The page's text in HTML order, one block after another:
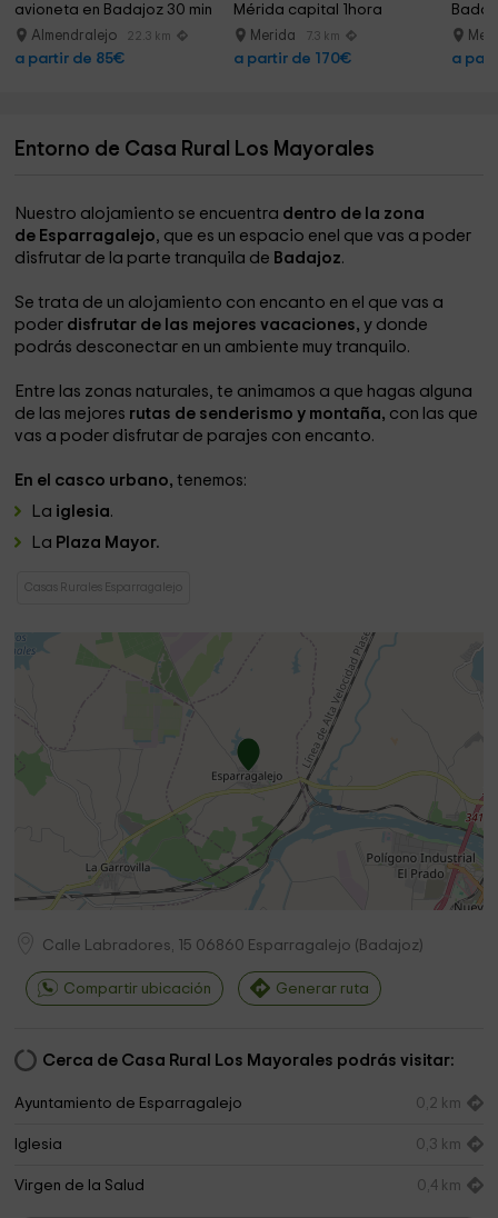
avioneta en Badajoz 30 min
Almendralejo 22.3 km
a partir de 85€
Mérida capital 1hora
Merida 7.3 km
a partir de 170€ a
Entorno de Casa Rural Los Mayorales
Nuestro alojamiento se encuentra dentro de la zona
de Esparragalejo, que es un espacio enel que vas a poder
disfrutar de la parte tranquila de Badajoz.
Se trata de un alojamiento con encanto en el que vas a
poder disfrutar de las mejores vacaciones, y donde
podrás desconectar en un ambiente muy tranquilo.
Entre las zonas naturales, te animamos a que hagas alguna
de las mejores rutas de senderismo y montaña, con las que
vas a poder disfrutar de parajes con encanto.
En el casco urbano,tenemos:
La iglesia.
La Plaza Mayor.
Casas Rurales Esparragalejo
Calle Labradores, 15 06860 Esparragalejo ( Badajoz)
Compartir ubicación Generar ruta
Cerca de Casa Rural Los Mayorales podrás visitar:
Ayuntamiento de Esparragalejo 0,2 km
Iglesia 0,3 km
Virgen de la Salud 0,4 km